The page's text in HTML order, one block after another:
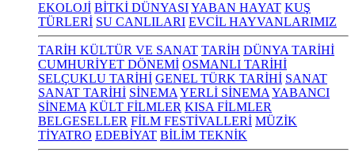
EKOLOJİ BİTKİ DÜNYASIYABAN HAYAT KUŞ
TÜRLERİ SU CANLILARI EVCİL HAYVANLARIMIZ
TARİH KÜLTÜR VE SANAT TARİH DÜNYA TARİHİ
CUMHURİYET DÖNEMİ OSMANLI TARİHİ
SELÇUKLU TARİHİ GENEL TÜRK TARİHİ SANAT
SANAT TARİHİ SİNEMA YERLİ SİNEMA YABANCI
SİNEMA KÜLT FİLMLER KISA FİLMLER
BELGESELLER FİLM FESTİVALLERİ MÜZİK
TİYATRO EDEBİYAT BİLİM TEKNİK